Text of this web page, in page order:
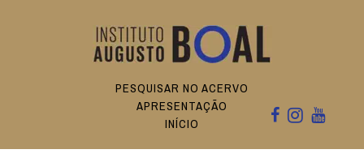
PESQUISAR NO ACERVO
APRESENTAÇÃO
INÍCIO